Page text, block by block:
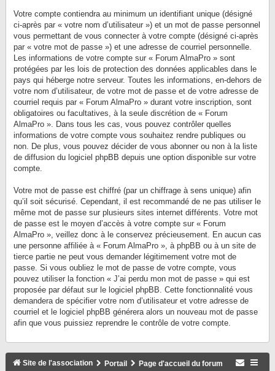
Votre compte contiendra au minimum un identifiant unique (désigné
ci-après par « votre nom d’utilisateur ») et un mot de passe personnel
vous permettant de vous connecter à votre compte (désigné ci-après
par « votre mot de passe ») et une adresse de courriel personnelle.
Les informations de votre compte sur « Forum AlmaPro » sont
protégées par les lois de protection des données applicables dans le
pays qui héberge notre serveur. Toutes les informations, en-dehors de
votre nom d’utilisateur, de votre mot de passe et de votre adresse de
courriel requis par « Forum AlmaPro » durant votre inscription, sont
obligatoires ou facultatives, à la seule discrétion de « Forum
AlmaPro ». Dans tous les cas, vous pouvez contrôler quelles
informations de votre compte vous souhaitez rendre publiques ou
non. De plus, vous pouvez décider de vous abonner ou non à la liste
de diffusion du logiciel phpBB depuis une option disponible sur votre
compte.
Votre mot de passe est chiffré (par un chiffrage à sens unique) afin
qu’il soit sécurisé. Cependant, il est recommandé de ne pas utiliser le
même mot de passe sur plusieurs sites internet différents. Votre mot
de passe est le moyen d’accès à votre compte sur « Forum
AlmaPro », veillez donc à le conservez précieusement. En aucun cas
une personne affiliée à « Forum AlmaPro », à phpBB ou à un site de
tierce partie ne peut vous demander légitimement votre mot de
passe. Si vous oubliez le mot de passe de votre compte, vous
pouvez utiliser la fonction « J’ai perdu mon mot de passe » qui est
proposée par défaut sur le logiciel phpBB. Cette fonctionnalité vous
demandera de spécifier votre nom d’utilisateur et votre adresse de
courriel et le logiciel phpBB générera alors un nouveau mot de passe
afin que vous puissiez reprendre le contrôle de votre compte.
Site de l'association Portail Page d'accueil du forum